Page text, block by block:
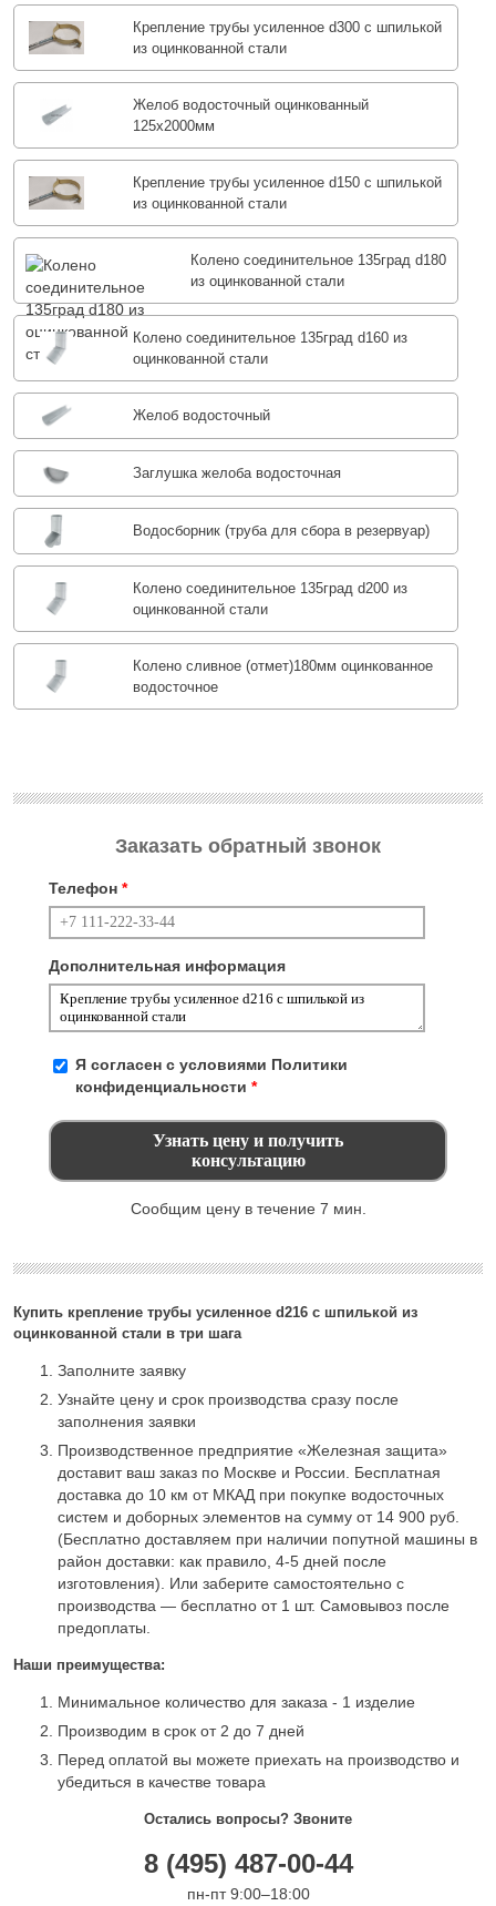
Крепление трубы усиленное d300 с шпилькой
из оцинкованной стали
Желоб водосточный оцинкованный
125х2000мм
Крепление трубы усиленное d150 с шпилькой
из оцинкованной стали
Колено соединительное 135град d180
из оцинкованной стали
Колено соединительное 135град d160 из
оцинкованной стали
Желоб водосточный
Заглушка желоба водосточная
Водосборник (труба для сбора в резервуар)
Колено соединительное 135град d200 из
оцинкованной стали
Колено сливное (отмет)180мм оцинкованное
водосточное
Купить крепление трубы усиленное d216 с шпилькой из
оцинкованной стали в три шага
Заполните заявку
Узнайте цену и срок производства сразу после
заполнения заявки
Производственное предприятие «Железная защита»
доставит ваш заказ по Москве и России. Бесплатная
доставка до 10 км от МКАД при покупке водосточных
систем и доборных элементов на сумму от 14 900 руб.
(Бесплатно доставляем при наличии попутной машины в
район доставки: как правило, 4-5 дней после
изготовления). Или заберите самостоятельно с
производства — бесплатно от 1 шт. Самовывоз после
предоплаты.
Наши преимущества:
Минимальное количество для заказа - 1 изделие
Производим в срок от 2 до 7 дней
Перед оплатой вы можете приехать на производство и
убедиться в качестве товара
Заказать обратный звонок
Телефон *
Дополнительная информация
Я согласен с условиями Политики
конфиденциальности *
Сообщим цену в течение 7 мин.
Остались вопросы? Звоните
8 (495) 487-00-44
пн-пт 9:00–18:00